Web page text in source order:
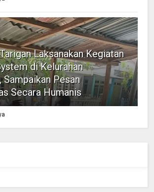
Laksanakan Kegiatan
di Kelurahan
Sampaikan Pesan
Secara Humanis